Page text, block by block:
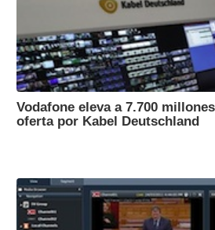
Vodafone eleva a 7.700
oferta por Kabel Deutschland